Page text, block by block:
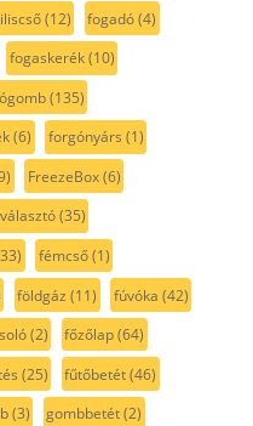
(12) fogadó(4)
fogaskerék(10)
(135)
(6) forgónyárs (1)
FreezeBox(6)
(35)
fémcső(1)
földgáz (11) fúvóka (42)
(2) főzőlap(64)
(25) fűtőbetét(46)
(3) gombbetét(2)